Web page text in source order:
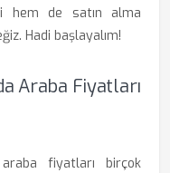
hem de satın alma
Hadi başlayalım!
Araba Fiyatları
araba fiyatları birçok